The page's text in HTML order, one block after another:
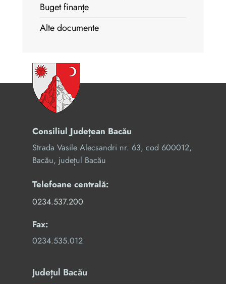
Buget finanțe
Alte documente
Consiliul Județean Bacău
Strada Vasile Alecsandri nr. 63, cod 600012,
Bacău, județul Bacău
Telefoane centrală:
0234.537.200
Fax:
0234.535.012
Județul Bacău